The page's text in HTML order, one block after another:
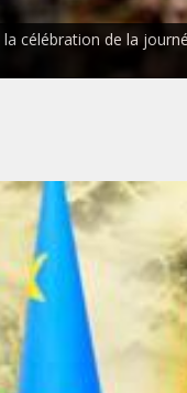
célébration de la